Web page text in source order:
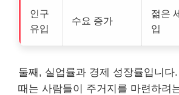
인구
유입
수요 증가
젊은
입
둘째, 실업률과 경제 성장률입니다
때는 사람들이 주거지를 마련하려